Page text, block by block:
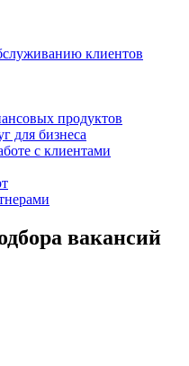
клиентов
продуктов
для бизнеса
с клиентами
вакансий